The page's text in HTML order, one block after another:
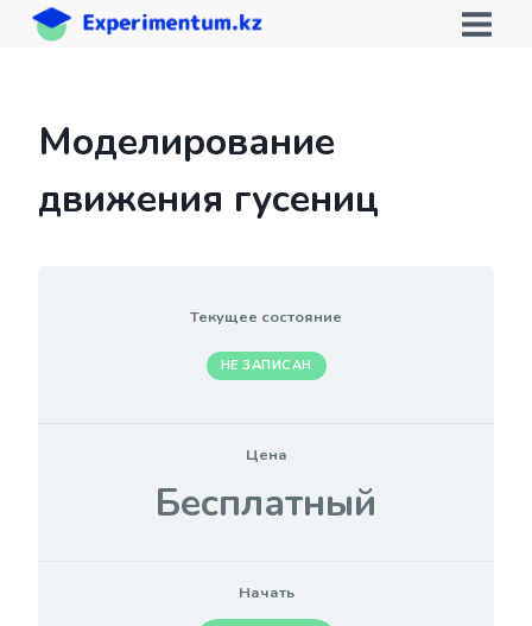
Перейти
Моделирование
движения гусениц
Текущее состояние
НЕ ЗАПИСАН
Цена
Бесплатный
Начать